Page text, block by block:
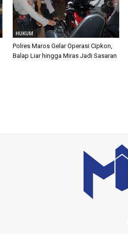
HUKUM
Polres Maros Gelar Operasi Cipkon,
Balap Liar hingga Miras Jadi Sasaran